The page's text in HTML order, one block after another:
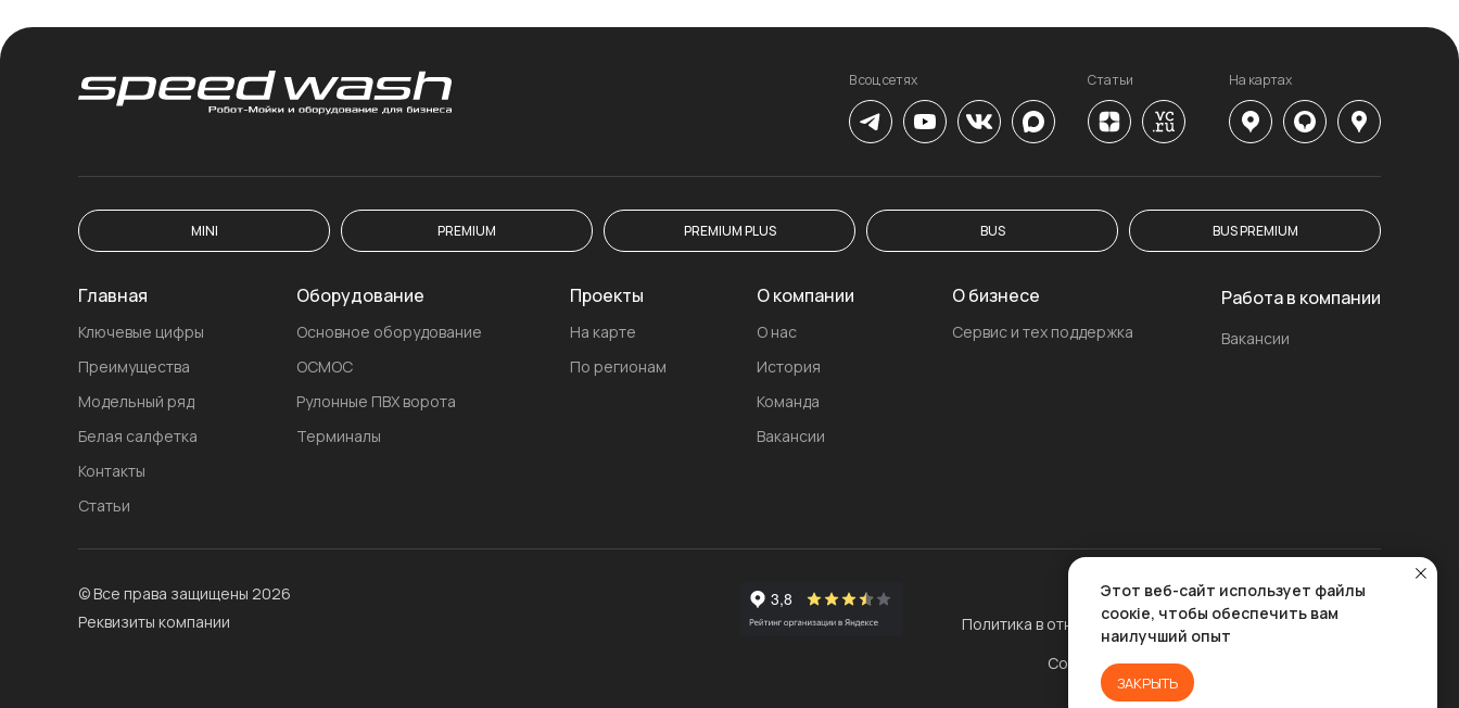
Этот веб-сайт использует файлы
соокіе, чтобы обеспечить вам
наилучший опыт
ЗАКРЫТЬ
В соц сетях Статьи На картах
MINI PREMIUM BUS
PREMIUM PLUS BUS PREMIUM
Реквизиты компании
© Все права защищены 2026
Политика в отношении обработки персональных данных
Согласие на передачу персональных данных
Согласие на обработку файлов cookies
Договор-оферта
Работа в компании
Вакансии
О бизнесе
Сервис и тех поддержка
О компании
О нас
История
Команда
Вакансии
Проекты
На карте
По регионам
Оборудование
Основное оборудование
ОСМОС
Рулонные ПВХ ворота
Терминалы
Главная
Ключевые цифры
Преимущества
Модельный ряд
Белая салфетка
Контакты
Статьи